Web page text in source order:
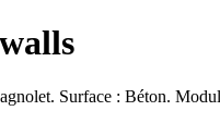
Surface : Béton.